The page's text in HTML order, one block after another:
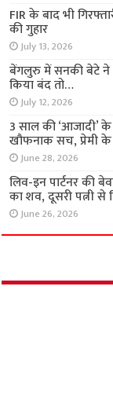
FIR के बाद भी
की गुहार
July 13, 2026
बेंगलुरु में सनकी बेटे ने
किया बंद तो…
July 12, 2026
3 साल की ‘आजादी’
खौफनाक सच, प्रेमी
June 28, 2026
लिव-इन पार्टनर की
का शव, दूसरी पत्नी
June 26, 2026